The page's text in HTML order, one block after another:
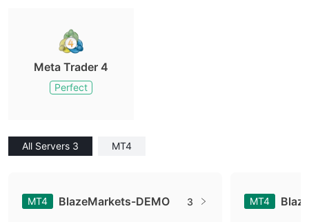
Meta Trader 4
Perfect
All Servers 3 MT4
MT4 BlazeMarkets-DEMO 3 MT4